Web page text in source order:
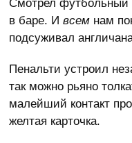
Смотрел футбольный
в баре. Ивсем нам
подсуживал
Пенальти устроил
так можно рьяно
малейший контакт
желтая карточка.